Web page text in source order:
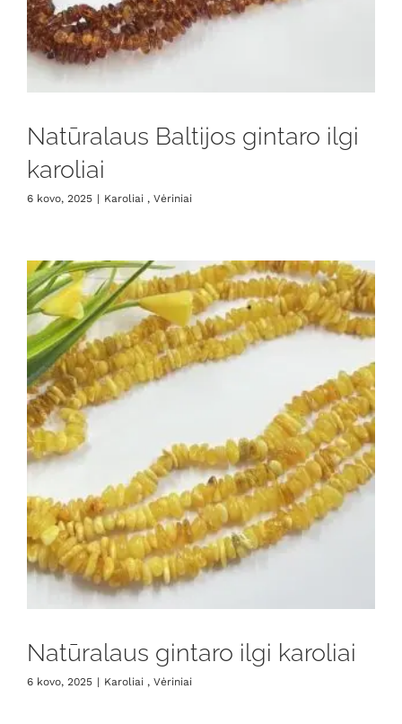
Natūralaus Baltijos gintaro ilgi
karoliai
6 kovo, 2025 | Karoliai , Vėriniai
Natūralaus gintaro ilgi karoliai
6 kovo, 2025 | Karoliai , Vėriniai